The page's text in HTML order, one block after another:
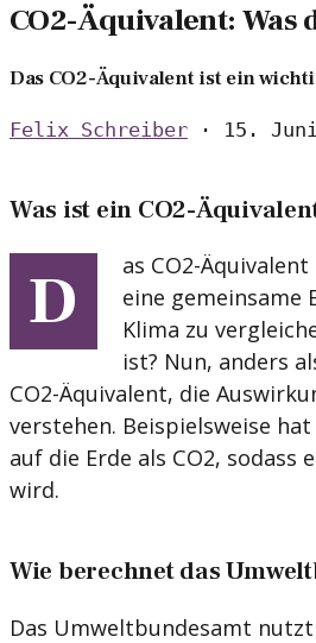
CO2-Äquivalent: Was
Das CO2-Äquivalent ist ein
Felix Schreiber · 15.
Was ist ein CO2-
D
as CO2-
eine gemeinsame
Klima zu
ist? Nun, anders
CO2-Äquivalent, die
verstehen. Beispielsweise
auf die Erde als CO2,
wird.
Wie berechnet das
Das Umweltbundesamt